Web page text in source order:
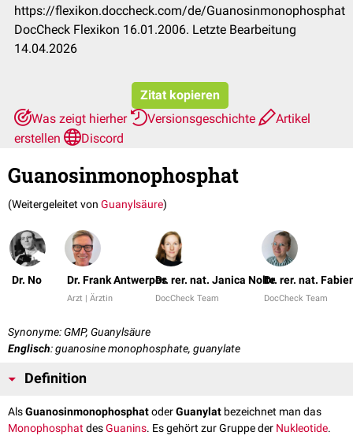
https://flexikon.doccheck.com/de/Guanosinmonophosphat
DocCheck Flexikon 16.01.2006. Letzte Bearbeitung
14.04.2026
Zitat kopieren
Was zeigt hierher
Versionsgeschichte
Artikel
erstellen
Discord
Guanosinmonophosphat
(Weitergeleitet von Guanylsäure)
Dr. No Dr. Frank Antwerpes
Arzt | Ärztin
Dr. rer. nat. Janica Nolte
DocCheck Team
Dr. rer. nat.
DocCheck Team
Synonyme: GMP, Guanylsäure
Englisch: guanosine monophosphate, guanylate
Definition
AlsGuanosinmonophosphatoderGuanylat bezeichnet man das
MonophosphatdesGuanins. Es gehört zur Gruppe der Nukleotide.